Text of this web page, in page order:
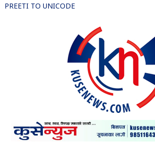
PREETI TO UNICODE